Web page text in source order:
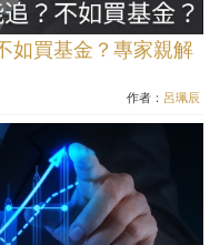
如買基金？專家親解
作者： 呂珮辰